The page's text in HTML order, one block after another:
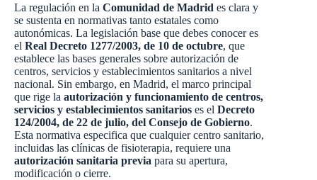
La regulación en la Comunidad de Madrid es clara y
se sustenta en normativas tanto estatales como
autonómicas. La legislación base que debes conocer es
el Real Decreto 1277/2003, de 10 de octubre, que
establece las bases generales sobre autorización de
centros, servicios y establecimientos sanitarios a nivel
nacional. Sin embargo, en Madrid, el marco principal
que rige la autorización y funcionamiento de centros,
servicios y establecimientos sanitarios es el Decreto
124/2004, de 22 de julio, del Consejo de Gobierno.
Esta normativa especifica que cualquier centro sanitario,
incluidas las clínicas de fisioterapia, requiere una
autorización sanitaria previa para su apertura,
modificación o cierre.